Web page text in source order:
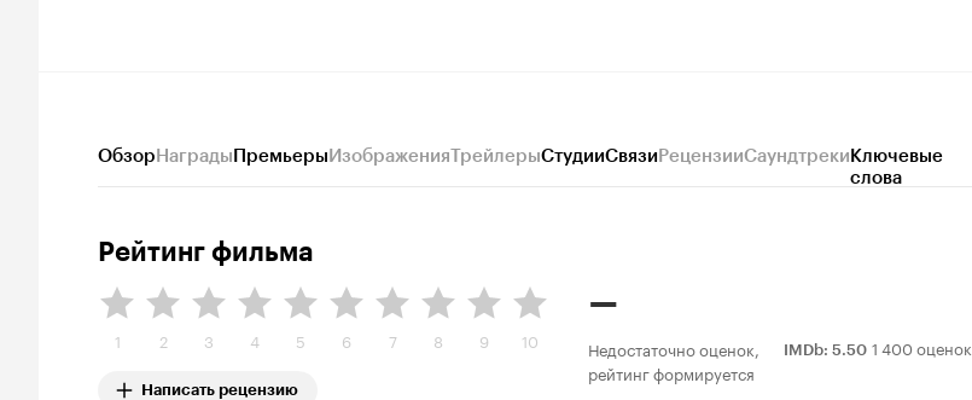
ОбзорНаградыПремьерыИзображенияТрейлерыСтудииСвязиРецензииСаундтрекиКлючевые
слова
Рейтинг фильма
1 2 3 4 5 6 7 8 9 10
Написать рецензию
–
Недостаточно оценок,
рейтинг формируется
IMDb: 5.50 1 400 оценок